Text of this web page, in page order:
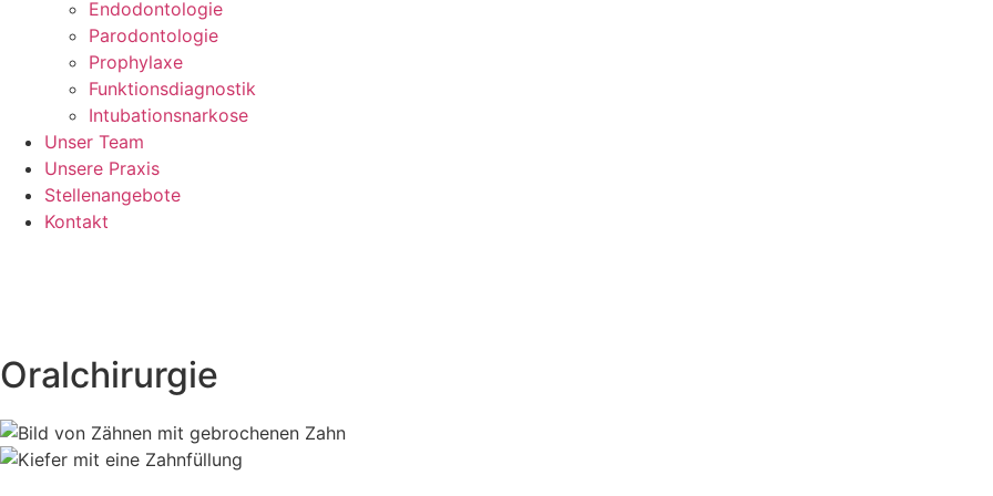
Endodontologie
Parodontologie
Prophylaxe
Funktionsdiagnostik
Intubationsnarkose
Unser Team
Unsere Praxis
Stellenangebote
Kontakt
Oralchirurgie